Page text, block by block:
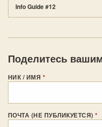
Info Guide #12
Поделитесь
НИК / ИМЯ *
ПОЧТА (НЕ ПУБЛИКУЕТСЯ)*